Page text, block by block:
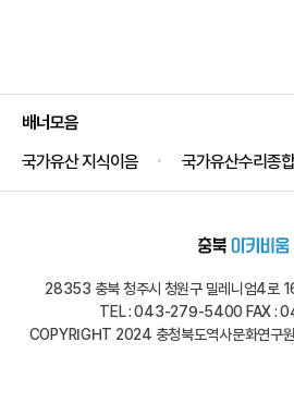
배너모음
국가유산 지식이음
국가유산수리종
28353 충북 청주시 청원구 밀레니엄4로
TEL : 043-279-5400 FAX :
COPYRIGHT 2024 충청북도역사문화연구